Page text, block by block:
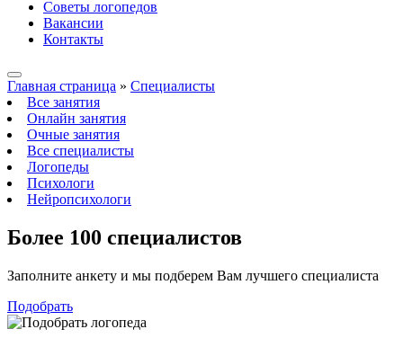
Советы логопедов
Вакансии
Контакты
Главная страница » Специалисты
Все занятия
Онлайн занятия
Очные занятия
Все специалисты
Логопеды
Психологи
Нейропсихологи
Более 100 специалистов
Заполните анкету и мы подберем Вам лучшего специалиста
Подобрать